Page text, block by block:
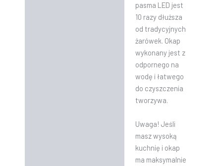
pasma LED jest
10 razy dłuższa
od tradycyjnych
żarówek. Okap
wykonany jest z
odpornego na
wodę i łatwego
do czyszczenia
tworzywa.
Uwaga! Jeśli
masz wysoką
kuchnię i okap
ma maksymalnie